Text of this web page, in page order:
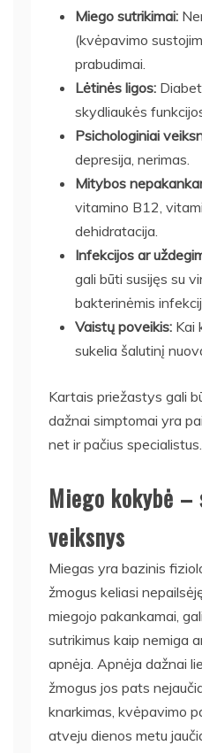
Miego sutrikimai:
(kvėpavimo
prabudimai.
Lėtinės ligos:
skydliaukės
Psichologiniai
depresija, nerimas.
Mitybos
vitamino B12,
dehidratacija.
Infekcijos ar
gali būti susijęs su
bakterinėmis
Vaistų poveikis: Kai
sukelia šalutinį
Kartais priežastys gali
dažnai simptomai yra
net ir pačius specialistus.
Miego kokybė –
veiksnys
Miegas yra bazinis
žmogus keliasi
miegojo pakankamai,
sutrikimus kaip nemiga
apnėja. Apnėja dažnai
žmogus jos pats
knarkimas, kvėpavimo
atveju dienos metu